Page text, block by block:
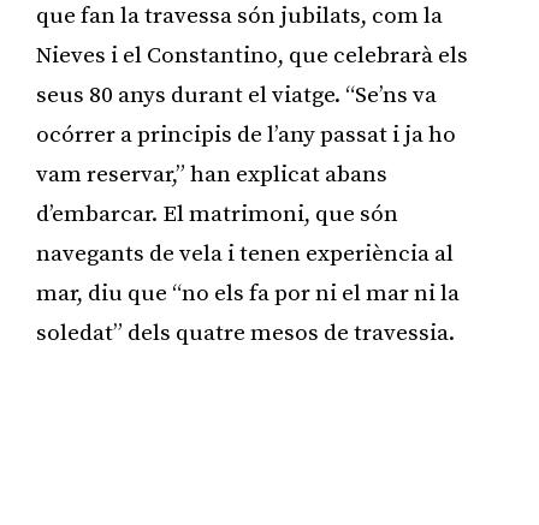
que fan la travessa són jubilats, com la
Nieves i el Constantino, que celebrarà els
seus 80 anys durant el viatge. “Se’ns va
ocórrer a principis de l’any passat i ja ho
vam reservar,” han explicat abans
d’embarcar. El matrimoni, que són
navegants de vela i tenen experiència al
mar, diu que “no els fa por ni el mar ni la
soledat” dels quatre mesos de travessia.